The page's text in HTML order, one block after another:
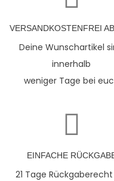
VERSANDKOSTENFREI
Deine Wunschartikel
innerhalb
weniger Tage bei
EINFACHE
21 Tage